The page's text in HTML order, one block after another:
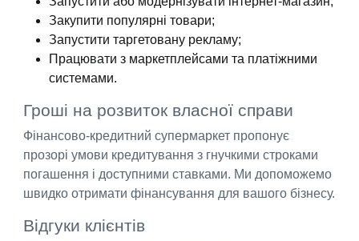
Закупити популярні товари;
Запустити таргетовану рекламу;
Працювати з маркетплейсами та платіжними
системами.
Гроші на розвиток власної справи
Фінансово-кредитний супермаркет пропонує
прозорі умови кредитування з гнучкими строками
погашення і доступними ставками. Ми допоможемо
швидко отримати фінансування для вашого бізнесу.
Відгуки клієнтів